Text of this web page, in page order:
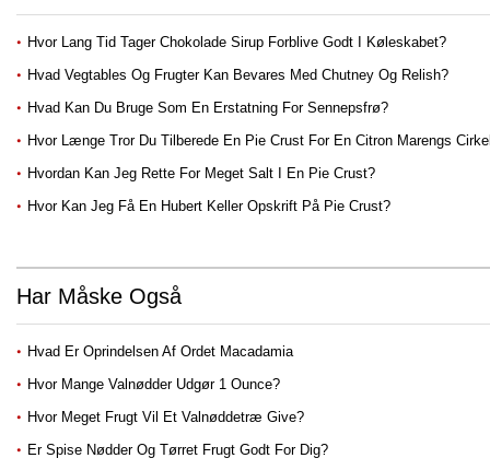
Hvor Lang Tid Tager Chokolade Sirup Forblive Godt I Køleskabet?
Hvad Vegtables Og Frugter Kan Bevares Med Chutney Og Relish?
Hvad Kan Du Bruge Som En Erstatning For Sennepsfrø?
Hvor Længe Tror Du Tilberede En Pie Crust For En Citron Marengs
Hvordan Kan Jeg Rette For Meget Salt I En Pie Crust?
Hvor Kan Jeg Få En Hubert Keller Opskrift På Pie Crust?
Har Måske Også
Hvad Er Oprindelsen Af ​​ordet Macadamia
Hvor Mange Valnødder Udgør 1 Ounce?
Hvor Meget Frugt Vil Et Valnøddetræ Give?
Er Spise Nødder Og Tørret Frugt Godt For Dig?